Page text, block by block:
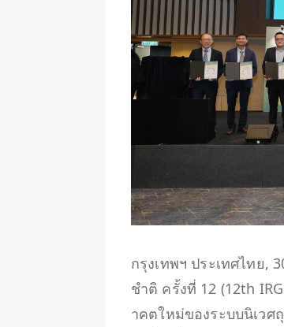
กรุงเทพฯ ประเทศไทย,
ชำติ ครั้งที่ 12 (12th
าคตใหม่ของระบบนิเว